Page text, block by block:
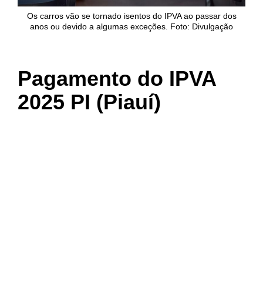
Os carros vão se tornado isentos do IPVA ao passar dos
anos ou devido a algumas exceções. Foto: Divulgação
Pagamento do IPVA
2025 PI (Piauí)